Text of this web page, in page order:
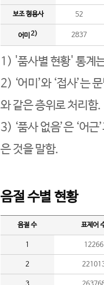
보조 형용사 52
어미 2) 2837
1) '품사별 현황' 통계
2) ‘어미’와 ‘접사’는
와 같은 층위로 처리함.
3) ‘품사 없음’은 ‘어
은 것을 말함.
음절 수별 현황
음절 수 표제어
1 12266
2